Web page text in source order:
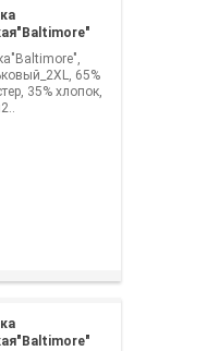
65%
35% хлопок,